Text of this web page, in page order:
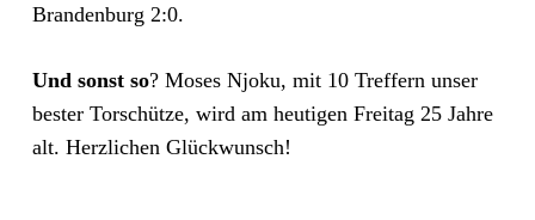
Brandenburg 2:0.
Und sonst so? Moses Njoku, mit 10 Treffern unser
bester Torschütze, wird am heutigen Freitag 25 Jahre
alt. Herzlichen Glückwunsch!